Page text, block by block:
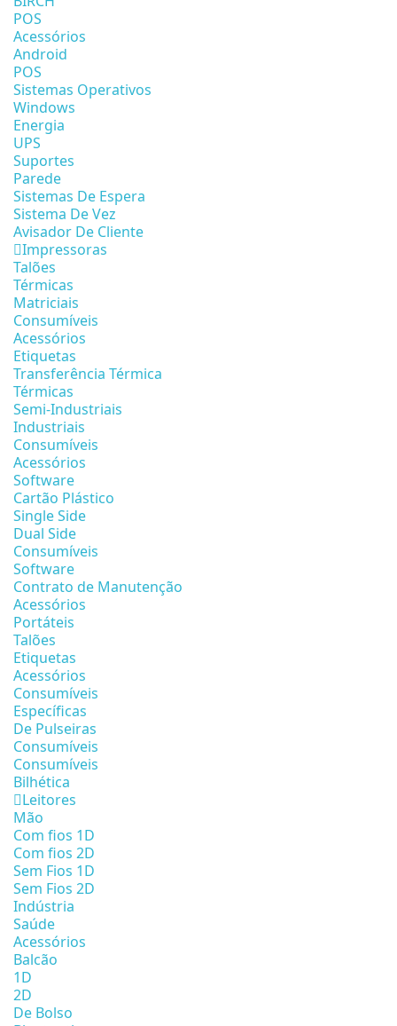
POS
Acessórios
Android
POS
Sistemas Operativos
Windows
Energia
UPS
Suportes
Parede
Sistemas De Espera
Sistema De Vez
Avisador De Cliente
Impressoras
Talões
Térmicas
Matriciais
Consumíveis
Acessórios
Etiquetas
Transferência Térmica
Térmicas
Semi-Industriais
Industriais
Consumíveis
Acessórios
Software
Cartão Plástico
Single Side
Dual Side
Consumíveis
Software
Contrato de Manutenção
Acessórios
Portáteis
Talões
Etiquetas
Acessórios
Consumíveis
Específicas
De Pulseiras
Consumíveis
Consumíveis
Bilhética
Leitores
Mão
Com fios 1D
Com fios 2D
Sem Fios 1D
Sem Fios 2D
Indústria
Saúde
Acessórios
Balcão
1D
2D
De Bolso